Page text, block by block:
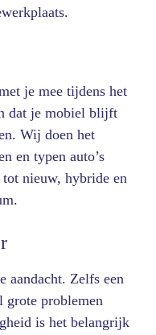
je mee tijdens het
dat je mobiel blijft
Wij doen het
en typen auto’s
nieuw, hybride en
aandacht. Zelfs een
grote problemen
is het belangrijk